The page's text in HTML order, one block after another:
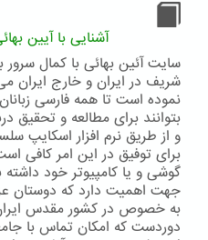
آشنایی با آیین
سایت آئین بهائی با کمال
شریف در ایران و خارج ایران
نموده است تا همه فارسی زبانان
بتوانند برای مطالعه و تحقیق
و از طریق نرم افزار اسکایپ
برای توفیق در این امر کافی
گوشی و یا کامپیوتر خود
جهت اهمیت دارد که دوستان
به خصوص در کشور مقدس
دوردست که امکان تماس با